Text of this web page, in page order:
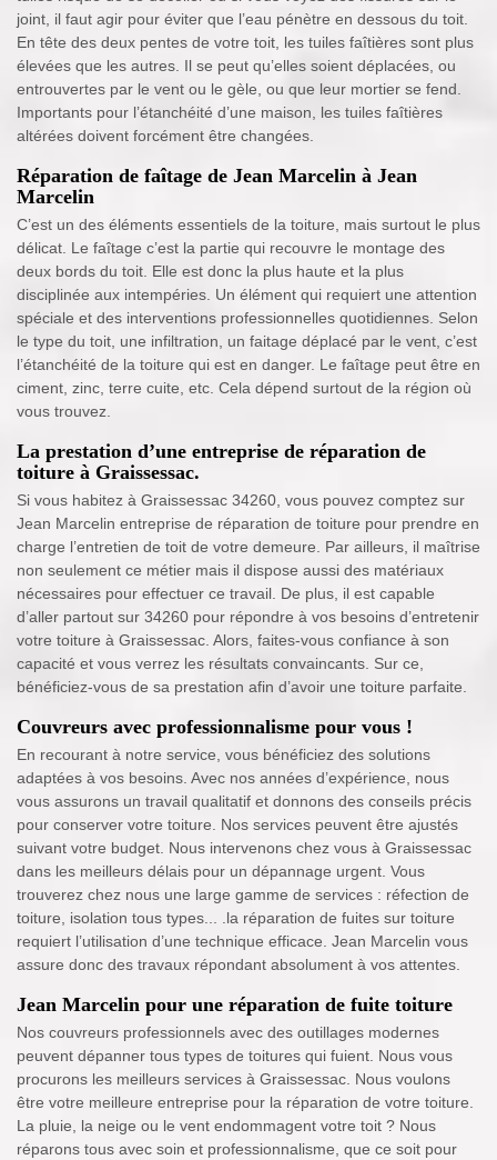
joint, il faut agir pour éviter que l’eau pénètre en dessous du toit.
En tête des deux pentes de votre toit, les tuiles faîtières sont plus
élevées que les autres. Il se peut qu’elles soient déplacées, ou
entrouvertes par le vent ou le gèle, ou que leur mortier se fend.
Importants pour l’étanchéité d’une maison, les tuiles faîtières
altérées doivent forcément être changées.
Réparation de faîtage de Jean Marcelin à Jean
Marcelin
C’est un des éléments essentiels de la toiture, mais surtout le plus
délicat. Le faîtage c’est la partie qui recouvre le montage des
deux bords du toit. Elle est donc la plus haute et la plus
disciplinée aux intempéries. Un élément qui requiert une attention
spéciale et des interventions professionnelles quotidiennes. Selon
le type du toit, une infiltration, un faitage déplacé par le vent, c’est
l’étanchéité de la toiture qui est en danger. Le faîtage peut être en
ciment, zinc, terre cuite, etc. Cela dépend surtout de la région où
vous trouvez.
La prestation d’une entreprise de réparation de
toiture à Graissessac.
Si vous habitez à Graissessac 34260, vous pouvez comptez sur
Jean Marcelin entreprise de réparation de toiture pour prendre en
charge l’entretien de toit de votre demeure. Par ailleurs, il maîtrise
non seulement ce métier mais il dispose aussi des matériaux
nécessaires pour effectuer ce travail. De plus, il est capable
d’aller partout sur 34260 pour répondre à vos besoins d’entretenir
votre toiture à Graissessac. Alors, faites-vous confiance à son
capacité et vous verrez les résultats convaincants. Sur ce,
bénéficiez-vous de sa prestation afin d’avoir une toiture parfaite.
Couvreurs avec professionnalisme pour vous !
En recourant à notre service, vous bénéficiez des solutions
adaptées à vos besoins. Avec nos années d’expérience, nous
vous assurons un travail qualitatif et donnons des conseils précis
pour conserver votre toiture. Nos services peuvent être ajustés
suivant votre budget. Nous intervenons chez vous à Graissessac
dans les meilleurs délais pour un dépannage urgent. Vous
trouverez chez nous une large gamme de services : réfection de
toiture, isolation tous types... .la réparation de fuites sur toiture
requiert l’utilisation d’une technique efficace. Jean Marcelin vous
assure donc des travaux répondant absolument à vos attentes.
Jean Marcelin pour une réparation de fuite toiture
Nos couvreurs professionnels avec des outillages modernes
peuvent dépanner tous types de toitures qui fuient. Nous vous
procurons les meilleurs services à Graissessac. Nous voulons
être votre meilleure entreprise pour la réparation de votre toiture.
La pluie, la neige ou le vent endommagent votre toit ? Nous
réparons tous avec soin et professionnalisme, que ce soit pour